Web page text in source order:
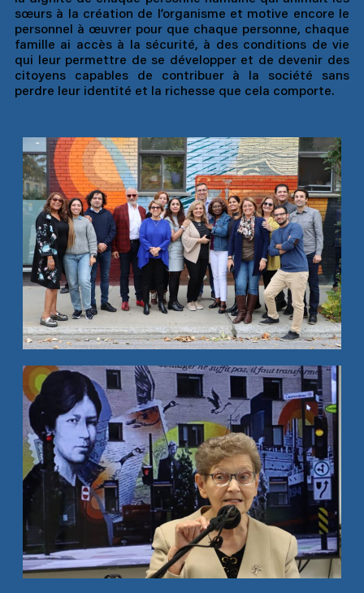
sœurs à la création de l’organisme et motive encore le
personnel à œuvrer pour que chaque personne, chaque
famille ai accès à la sécurité, à des conditions de vie
qui leur permettre de se développer et de devenir des
citoyens capables de contribuer à la société sans
perdre leur identité et la richesse que cela comporte.